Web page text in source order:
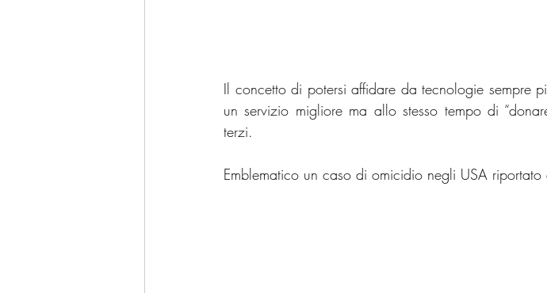
Il concetto di potersi affidare da tecnologie sempre
un servizio migliore ma allo stesso tempo di
terzi.
Emblematico un caso di omicidio negli USA